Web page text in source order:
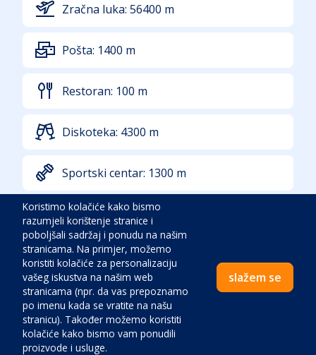
Zračna luka: 56400 m
Pošta: 1400 m
Restoran: 100 m
Diskoteka: 4300 m
Sportski centar: 1300 m
More:800m
Dodatne informacije o lokaciji
U turističkom mjestu
U naseljenom mjestu
Mirno mjesto
Koristimo kolačiće kako bismo
razumjeli korištenje stranice i
poboljšali sadržaj i ponudu na našim
stranicama. Na primjer, možemo
koristiti kolačiće za personalizaciju
vašeg iskustva na našim web
stranicama (npr. da vas prepoznamo
po imenu kada se vratite na našu
stranicu). Također možemo koristiti
kolačiće kako bismo vam ponudili
proizvode i usluge.
slažem se